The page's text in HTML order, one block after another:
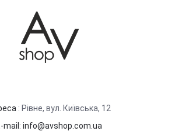
: Рівне, вул. Київська, 12
mail: info@avshop.com.ua